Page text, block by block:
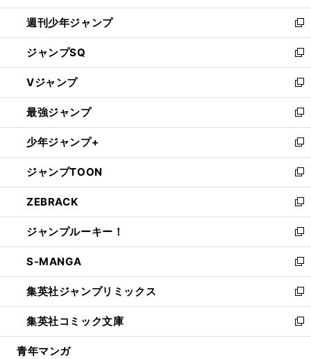
開
く
週刊少年ジャンプ
新
し
い
ウ
ィ
ン
ド
ウ
で
開
く
ジャンプSQ
新
し
い
ウ
ィ
ン
ド
ウ
で
開
く
Vジャンプ
新
し
い
ウ
ィ
ン
ド
ウ
で
開
く
最強ジャンプ
新
し
い
ウ
ィ
ン
ド
ウ
で
開
く
少年ジャンプ+
新
し
い
ウ
ィ
ン
ド
ウ
で
開
く
ジャンプTOON
新
し
い
ウ
ィ
ン
ド
ウ
で
開
く
ZEBRACK
新
し
い
ウ
ィ
ン
ド
ウ
で
開
ジャンプルーキー！
新
し
い
ウ
ィ
ン
ド
ウ
S-MANGA
新
し
い
ウ
ィ
ン
集英社ジャンプリミックス
新
し
い
ウ
集英社コミック文庫
新
し
青年マンガ